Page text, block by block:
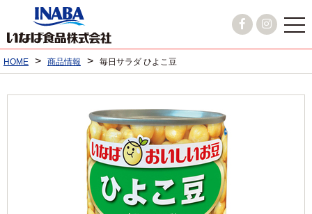
HOME > 商品情報 > 毎日サラダ ひよこ豆